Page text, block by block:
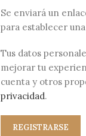
Se enviará un
para establecer
Tus datos
mejorar tu
cuenta y otros
privacidad.
REGISTRARSE